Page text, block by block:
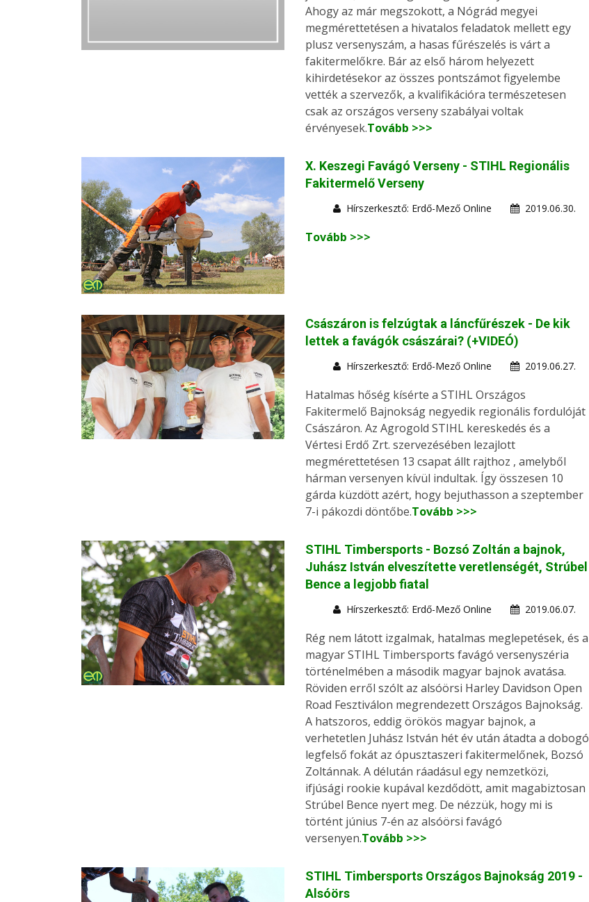
Ahogy az már megszokott, a Nógrád megyei
megmérettetésen a hivatalos feladatok mellett egy
plusz versenyszám, a hasas fűrészelés is várt a
fakitermelőkre. Bár az első három helyezett
kihirdetésekor az összes pontszámot figyelembe
vették a szervezők, a kvalifikációra természetesen
csak az országos verseny szabályai voltak
érvényesek.Tovább >>>
X. Keszegi Favágó Verseny - STIHL Regionális
Fakitermelő Verseny
Hírszerkesztő: Erdő-Mező Online 2019.06.30.
Tovább >>>
Császáron is felzúgtak a láncfűrészek - De kik
lettek a favágók császárai? (+VIDEÓ)
Hírszerkesztő: Erdő-Mező Online 2019.06.27.
Hatalmas hőség kísérte a STIHL Országos
Fakitermelő Bajnokság negyedik regionális fordulóját
Császáron. Az Agrogold STIHL kereskedés és a
Vértesi Erdő Zrt. szervezésében lezajlott
megmérettetésen 13 csapat állt rajthoz , amelyből
hárman versenyen kívül indultak. Így összesen 10
gárda küzdött azért, hogy bejuthasson a szeptember
7-i pákozdi döntőbe.Tovább >>>
STIHL Timbersports - Bozsó Zoltán a bajnok,
Juhász István elveszítette veretlenségét, Strúbel
Bence a legjobb fiatal
Hírszerkesztő: Erdő-Mező Online 2019.06.07.
Rég nem látott izgalmak, hatalmas meglepetések, és a
magyar STIHL Timbersports favágó versenyszéria
történelmében a második magyar bajnok avatása.
Röviden erről szólt az alsóörsi Harley Davidson Open
Road Fesztiválon megrendezett Országos Bajnokság.
A hatszoros, eddig örökös magyar bajnok, a
verhetetlen Juhász István hét év után átadta a dobogó
legfelső fokát az ópusztaszeri fakitermelőnek, Bozsó
Zoltánnak. A délután ráadásul egy nemzetközi,
ifjúsági rookie kupával kezdődött, amit magabiztosan
Strúbel Bence nyert meg. De nézzük, hogy mi is
történt június 7-én az alsóörsi favágó
versenyen.Tovább >>>
STIHL Timbersports Országos Bajnokság 2019 -
Alsóörs